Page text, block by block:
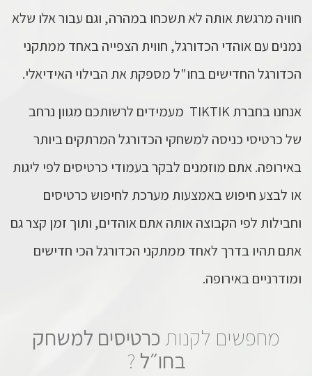
חוויה מרגשת אותה לא תשכחו במהרה, וגם עבור אלו שלא
נמנים עם אוהדי הכדורגל, חווית הצפייה באחד ממתקני
הכדורגל החדישים בחו"ל מספקת את הבילוי האידיאלי.
אנחנו בחברת TIKTIK מעמידים לרשותכם מגוון נרחב
של כרטיסי כניסה למשחקי הכדורגל המרתקים ביותר
באירופה. אתם מוזמנים לבקר בעמודי כרטיסים לפי ליגות
או לבצע חיפוש באמצעות מערכת לחיפוש כרטיסים
וחבילות לפי הקבוצה אותה אתם אוהדים, ותוך זמן קצר גם
אתם תהיו בדרך לאחד ממתקני הכדורגל הכי חדישים
ומודרניים באירופה.
מחפשים לקנותכרטיסים למשחק
בחו״ל ?